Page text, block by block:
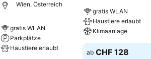
Wien, Österreich
gratis WLAN
Parkplätze
Haustiere erlaubt
gratis WLAN
Haustiere erlaubt
Klimaanlage
ab CHF 128